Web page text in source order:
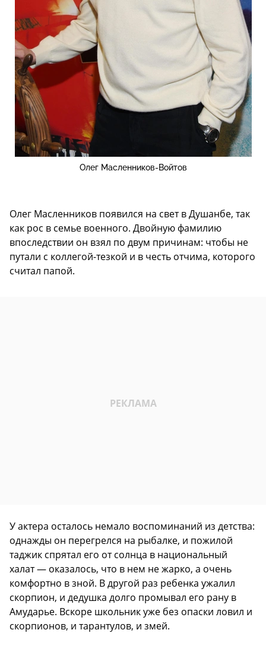
Олег Масленников-Войтов
Олег Масленников появился на свет в Душанбе, так
как рос в семье военного. Двойную фамилию
впоследствии он взял по двум причинам: чтобы не
путали с коллегой-тезкой и в честь отчима, которого
считал папой.
У актера осталось немало воспоминаний из детства:
однажды он перегрелся на рыбалке, и пожилой
таджик спрятал его от солнца в национальный
халат — оказалось, что в нем не жарко, а очень
комфортно в зной. В другой раз ребенка ужалил
скорпион, и дедушка долго промывал его рану в
Амударье. Вскоре школьник уже без опаски ловил и
скорпионов, и тарантулов, и змей.